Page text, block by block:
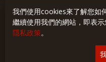
我們使用cookies來了解您如
繼續使用我們的網站，即表
隱私政策。